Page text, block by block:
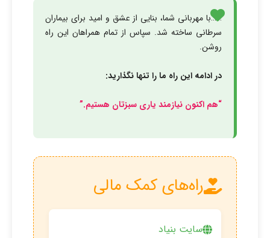
……با مهربانی شما، بنایی از عشق و امید برای بیماران
سرطانی ساخته شد. سپاس از تمام همراهان این راه
روشن.
در ادامه این راه ما را تنها نگذارید:
“هم اکنون نیازمند یاری سبزتان هستیم.”
راه‌های کمک مالی
سایت بنیاد